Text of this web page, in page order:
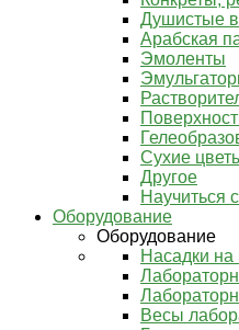
Душистые
Арабская
Эмоленты
Сухие
Другое
Научиться
Оборудование
Оборудование
Насадки
Весы